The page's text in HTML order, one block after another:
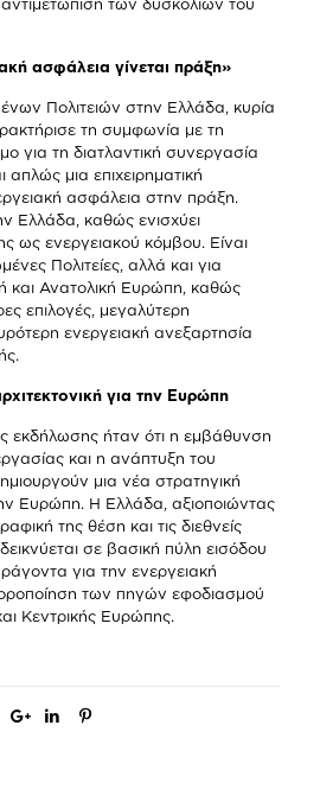
των δυσκολιών του
ασφάλεια γίνεται πράξη»
Πολιτειών στην Ελλάδα, κυρία
τη συμφωνία με τη
για τη διατλαντική συνεργασία
απλώς μια επιχειρηματική
ασφάλεια στην πράξη.
Ελλάδα, καθώς ενισχύει
ως ενεργειακού κόμβου. Είναι
Πολιτείες, αλλά και για
και Ανατολική Ευρώπη, καθώς
επιλογές, μεγαλύτερη
ενεργειακή ανεξαρτησία
για την Ευρώπη
εκδήλωσης ήταν ότι η εμβάθυνση
και η ανάπτυξη του
μια νέα στρατηγική
Ευρώπη. Η Ελλάδα, αξιοποιώντας
της θέση και τις διεθνείς
σε βασική πύλη εισόδου
για την ενεργειακή
των πηγών εφοδιασμού
Κεντρικής Ευρώπης.